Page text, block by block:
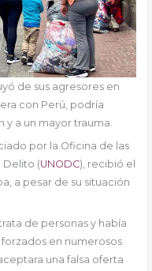
de sus agresores en
con Perú, podría
a un mayor trauma.
por la Oficina de las
Delito (UNODC), recibió el
a pesar de su situación
de personas y había
en numerosos
una falsa oferta